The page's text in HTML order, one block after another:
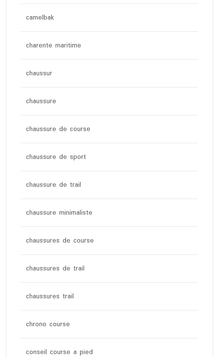
camelbak
charente maritime
chaussur
chaussure
chaussure de course
chaussure de sport
chaussure de trail
chaussure minimaliste
chaussures de course
chaussures de trail
chaussures trail
chrono course
conseil course a pied